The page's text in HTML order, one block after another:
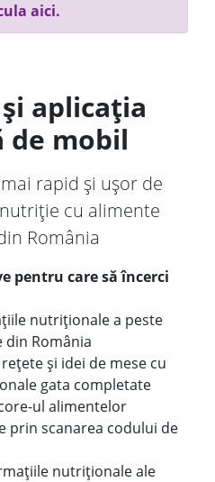
aici.
aplicația
de mobil
rapid și ușor de
cu alimente
România
pentru care să încerci
nutriționale a peste
din România
și idei de mese cu
gata completate
ul alimentelor
prin scanarea codului de
nutriționale ale